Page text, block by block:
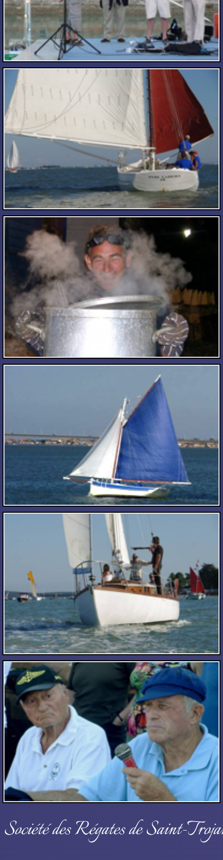
Société des Régates de Saint-